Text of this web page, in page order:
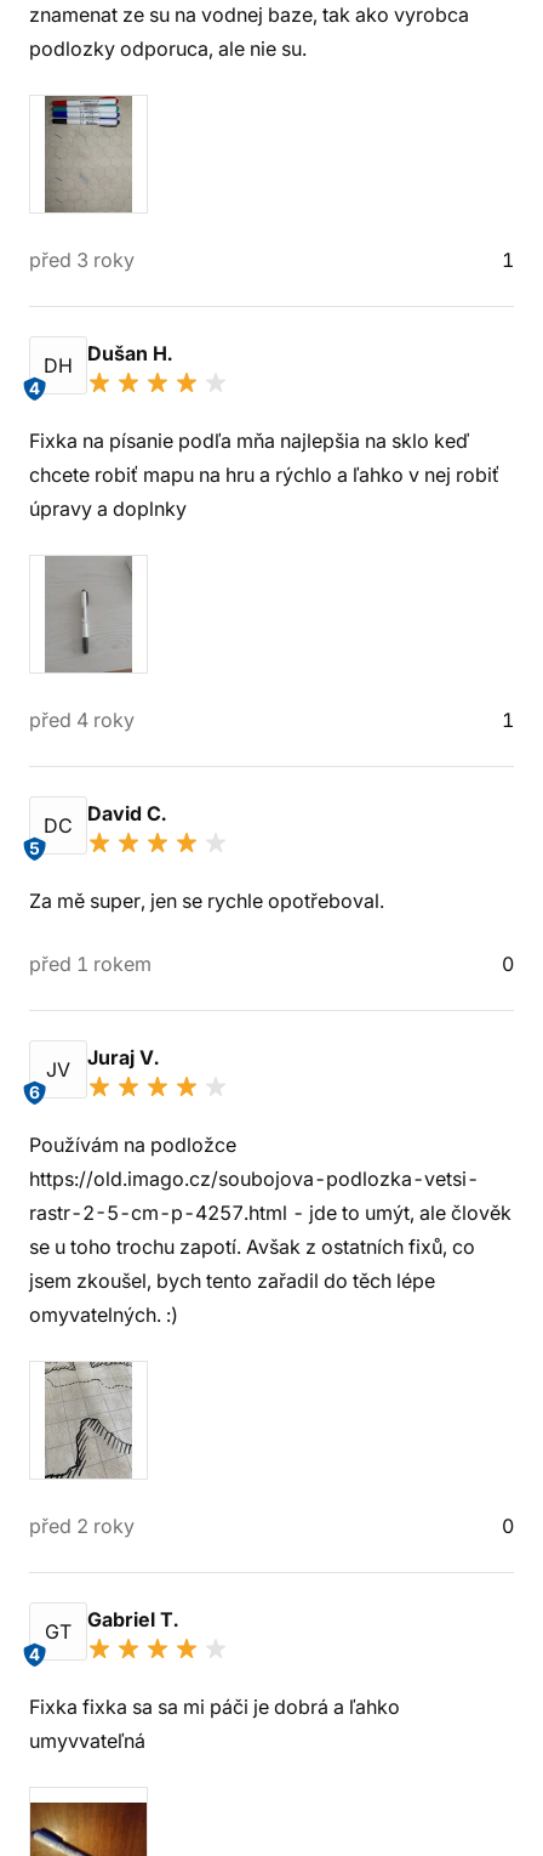
znamenat ze su na vodnej baze, tak ako vyrobca
podlozky odporuca, ale nie su.
před 3 roky 1
DH
4
Dušan H.
Fixka na písanie podľa mňa najlepšia na sklo keď
chcete robiť mapu na hru a rýchlo a ľahko v nej robiť
úpravy a doplnky
před 4 roky 1
DC
5
David C.
Za mě super, jen se rychle opotřeboval.
před 1 rokem 0
JV
6
Juraj V.
Používám na podložce
https://old.imago.cz/soubojova-podlozka-vetsi-
rastr-2-5-cm-p-4257.html - jde to umýt, ale člověk
se u toho trochu zapotí. Avšak z ostatních fixů, co
jsem zkoušel, bych tento zařadil do těch lépe
omyvatelných. :)
před 2 roky 0
GT
4
Gabriel T.
Fixka fixka sa sa mi páči je dobrá a ľahko
umyvvateľná